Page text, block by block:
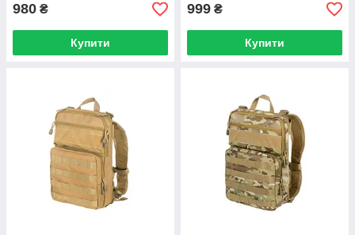
980 ₴
Купити
999 ₴
Купити